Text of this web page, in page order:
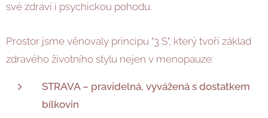
své zdraví i psychickou pohodu.
Prostor jsme věnovaly principu "3 S", který tvoří základ
zdravého životního stylu nejen v menopauze:
STRAVA – pravidelná, vyvážená s dostatkem
bílkovin